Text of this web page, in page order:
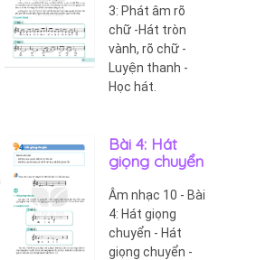
3: Phát âm rõ
chữ -Hát tròn
vành, rõ chữ -
Luyện thanh -
Học hát.
Bài 4: Hát
giọng chuyển
Âm nhạc 10 - Bài
4: Hát giọng
chuyển - Hát
giọng chuyển -